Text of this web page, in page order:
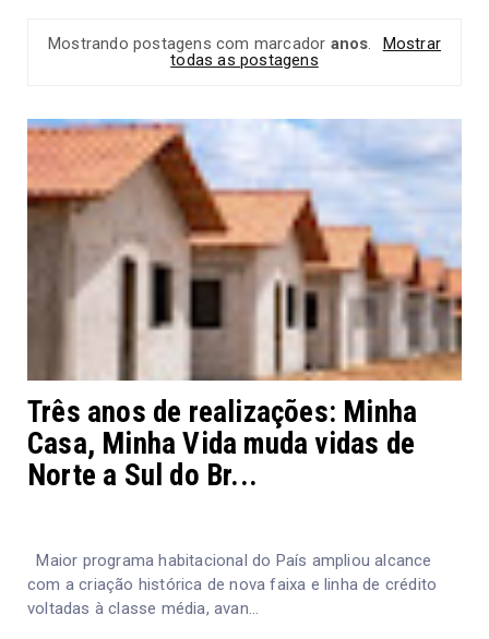
Mostrando postagens com marcador anos.
Mostrar
todas as postagens
Três anos de realizações: Minha
Casa, Minha Vida muda vidas de
Norte a Sul do Br...
Maior programa habitacional do País ampliou alcance
com a criação histórica de nova faixa e linha de crédito
voltadas à classe média, avan...